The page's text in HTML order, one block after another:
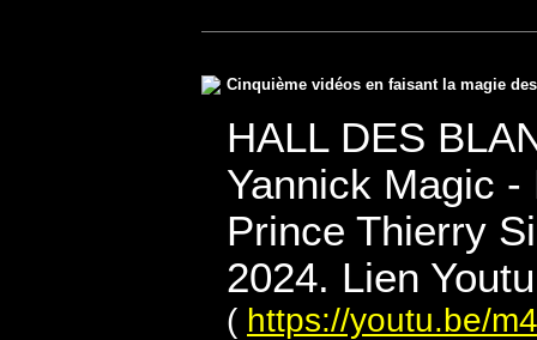
Cinquième vidéos en faisant la magie
HALL DES
Yannick Magic
Prince Thierry
2024. Lien
( https://youtu.be/